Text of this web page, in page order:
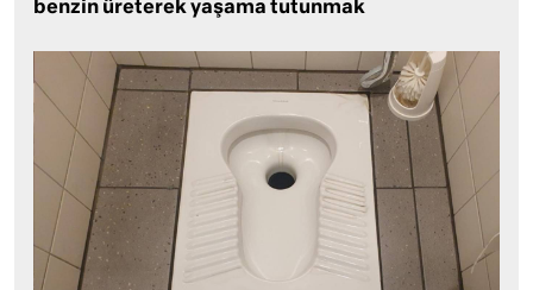
benzin üreterek yaşama tutunmak